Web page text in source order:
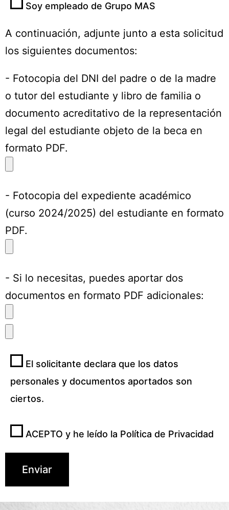
Soy empleado de Grupo MAS
A continuación, adjunte junto a esta solicitud
los siguientes documentos:
- Fotocopia del DNI del padre o de la madre
o tutor del estudiante y libro de familia o
documento acreditativo de la representación
legal del estudiante objeto de la beca en
formato PDF.
- Fotocopia del expediente académico
(curso 2024/2025) del estudiante en formato
PDF.
- Si lo necesitas, puedes aportar dos
documentos en formato PDF adicionales:
El solicitante declara que los datos
personales y documentos aportados son
ciertos.
ACEPTO y he leído la Política de Privacidad